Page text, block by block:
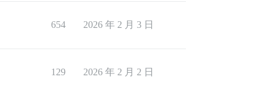
654 2026 年 2 月 3 日
129 2026 年 2 月 2 日